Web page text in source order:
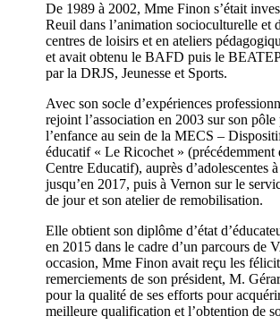
De 1989 à 2002, Mme Finon s’était
Reuil dans l’animation socioculturelle et
centres de loisirs et en ateliers
et avait obtenu le BAFD puis le
par la DRJS, Jeunesse et Sports.
Avec son socle d’expériences
rejoint l’association en 2003 sur son
l’enfance au sein de la MECS –
éducatif « Le Ricochet » (précédemment
Centre Educatif), auprès d’adolescentes
jusqu’en 2017, puis à Vernon sur le
de jour et son atelier de remobilisation.
Elle obtient son diplôme d’état
en 2015 dans le cadre d’un parcours de
occasion, Mme Finon avait reçu les
remerciements de son président, M.
pour la qualité de ses efforts pour
meilleure qualification et l’obtention de